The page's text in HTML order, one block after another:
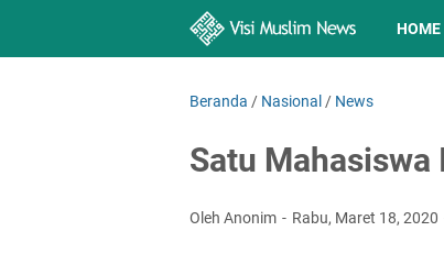
HOME
Beranda / Nasional / News
Satu Mahasiswa
Oleh Anonim Rabu, Maret 18, 2020